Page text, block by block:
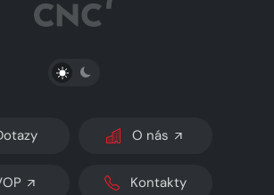
PŘEPNOUT SVĚTLÝ/TMAVÝ REŽIM
O nás
Kontakty